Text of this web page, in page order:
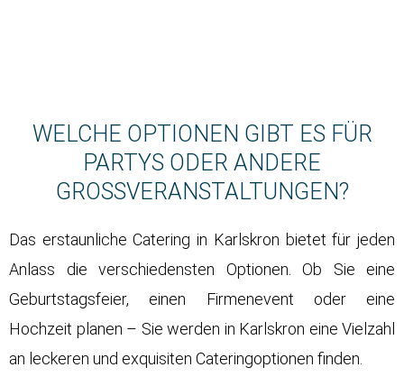
WELCHE OPTIONEN GIBT ES FÜR
PARTYS ODER ANDERE
GROSSVERANSTALTUNGEN?
Das erstaunliche Catering in Karlskron bietet für jeden
Anlass die verschiedensten Optionen. Ob Sie eine
Geburtstagsfeier, einen Firmenevent oder eine
Hochzeit planen – Sie werden in Karlskron eine Vielzahl
an leckeren und exquisiten Cateringoptionen finden.